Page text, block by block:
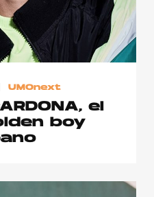
UMOnext
el
boy